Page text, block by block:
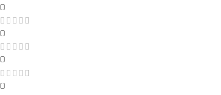
0
0
0
0